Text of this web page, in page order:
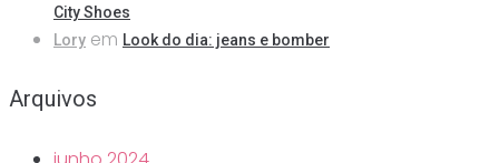
City Shoes
Lory em Look do dia: jeans e bomber
Arquivos